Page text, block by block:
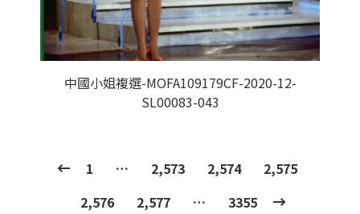
中國小姐複選-MOFA109179CF-2020-12-
SL00083-043
1 … 2,573 2,574
2,575
2,576
2,577 … 3355